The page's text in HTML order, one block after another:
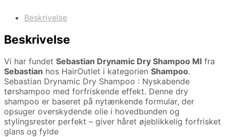
Beskrivelse
Beskrivelse
Vi har fundet Sebastian Drynamic Dry Shampoo Ml fra
Sebastian hos HairOutlet i kategorien Shampoo.
Sebastian Drynamic Dry Shampoo : Nyskabende
tørshampoo med forfriskende effekt. Denne dry
shampoo er baseret på nytænkende formular, der
opsuger overskydende olie i hovedbunden og
stylingsrester perfekt – giver håret øjeblikkelig forfrisket
glans og fylde